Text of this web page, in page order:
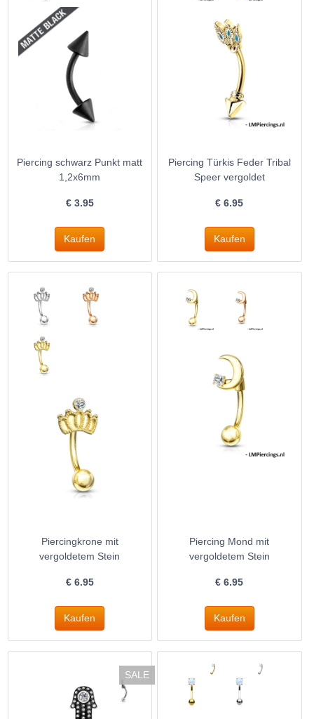
Piercing schwarz Punkt matt
1,2x6mm
€ 3.95
Piercing Türkis Feder Tribal
Speer vergoldet
€6.95
Piercingkrone mit
vergoldetem Stein
€ 6.95
Piercing Mond mit
vergoldetem Stein
€6.95
SALE